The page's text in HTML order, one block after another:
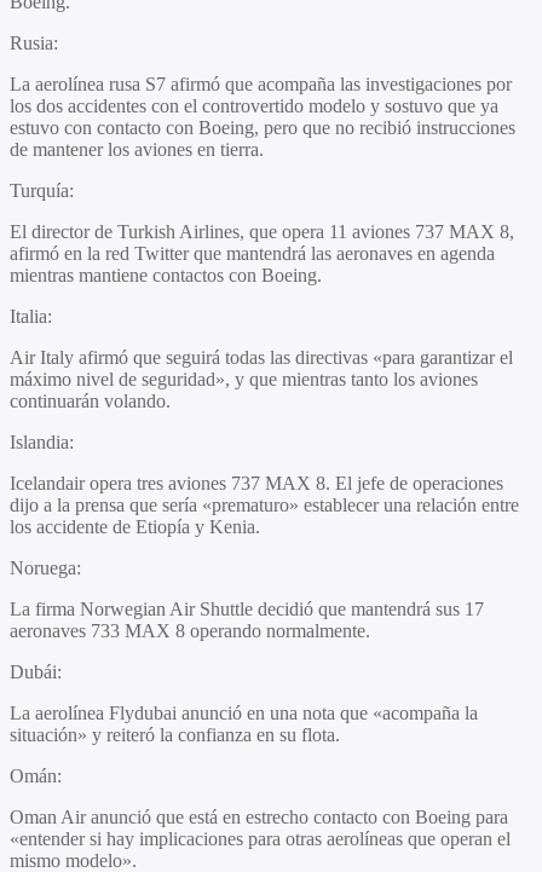
Rusia:
La aerolínea rusa S7 afirmó que acompaña las investigaciones por
los dos accidentes con el controvertido modelo y sostuvo que ya
estuvo con contacto con Boeing, pero que no recibió instrucciones
de mantener los aviones en tierra.
Turquía:
El director de Turkish Airlines, que opera 11 aviones 737 MAX 8,
afirmó en la red Twitter que mantendrá las aeronaves en agenda
mientras mantiene contactos con Boeing.
Italia:
Air Italy afirmó que seguirá todas las directivas «para garantizar el
máximo nivel de seguridad», y que mientras tanto los aviones
continuarán volando.
Islandia:
Icelandair opera tres aviones 737 MAX 8. El jefe de operaciones
dijo a la prensa que sería «prematuro» establecer una relación entre
los accidente de Etiopía y Kenia.
Noruega:
La firma Norwegian Air Shuttle decidió que mantendrá sus 17
aeronaves 733 MAX 8 operando normalmente.
Dubái:
La aerolínea Flydubai anunció en una nota que «acompaña la
situación» y reiteró la confianza en su flota.
Omán:
Oman Air anunció que está en estrecho contacto con Boeing para
«entender si hay implicaciones para otras aerolíneas que operan el
mismo modelo».